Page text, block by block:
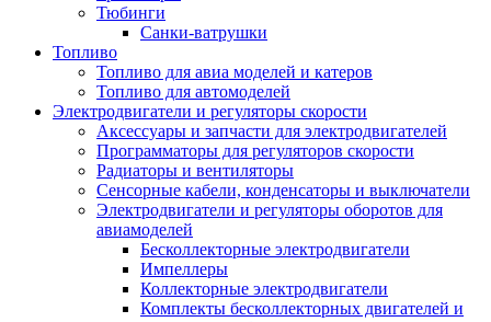
Тюбинги
Санки-ватрушки
Топливо
Топливо для авиа моделей и катеров
Топливо для автомоделей
Электродвигатели и регуляторы скорости
Аксессуары и запчасти для электродвигателей
Программаторы для регуляторов скорости
Радиаторы и вентиляторы
Сенсорные кабели, конденсаторы и выключатели
Электродвигатели и регуляторы оборотов для
авиамоделей
Бесколлекторные электродвигатели
Импеллеры
Коллекторные электродвигатели
Комплекты бесколлекторных двигателей и